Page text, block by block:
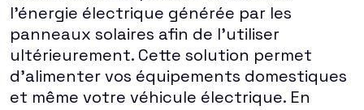
l'énergie électrique générée par les
panneaux solaires afin de l'utiliser
ultérieurement. Cette solution permet
d'alimenter vos équipements domestiques
et même votre véhicule électrique. En